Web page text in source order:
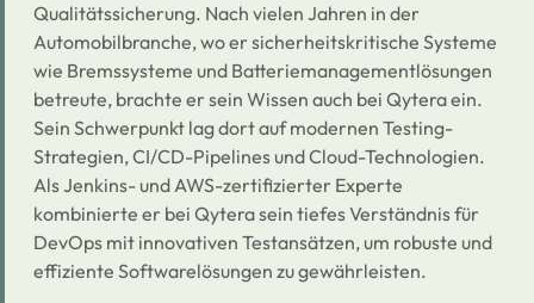
Qualitätssicherung. Nach vielen Jahren in der
Automobilbranche, wo er sicherheitskritische Systeme
wie Bremssysteme und Batteriemanagementlösungen
betreute, brachte er sein Wissen auch bei Qytera ein.
Sein Schwerpunkt lag dort auf modernen Testing-
Strategien, CI/CD-Pipelines und Cloud-Technologien.
Als Jenkins- und AWS-zertifizierter Experte
kombinierte er bei Qytera sein tiefes Verständnis für
DevOps mit innovativen Testansätzen, um robuste und
effiziente Softwarelösungen zu gewährleisten.